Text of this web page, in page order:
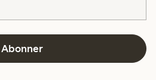
Abonner